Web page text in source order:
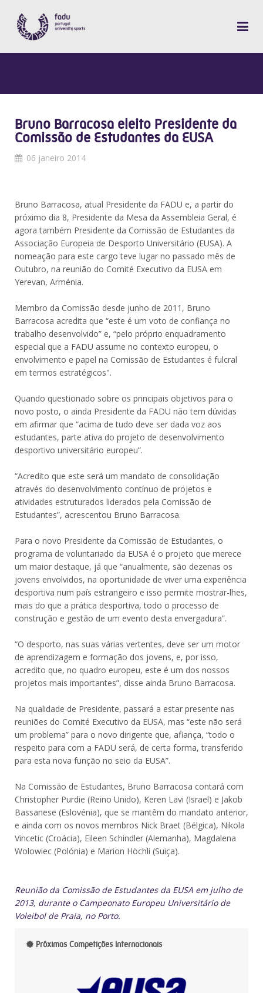
Bruno Barracosa eleito Presidente da
Comissão de Estudantes da EUSA
06 janeiro 2014
Bruno Barracosa, atual Presidente da FADU e, a partir do
próximo dia 8, Presidente da Mesa da Assembleia Geral, é
agora também Presidente da Comissão de Estudantes da
Associação Europeia de Desporto Universitário (EUSA). A
nomeação para este cargo teve lugar no passado mês de
Outubro, na reunião do Comité Executivo da EUSA em
Yerevan, Arménia.
Membro da Comissão desde junho de 2011, Bruno
Barracosa acredita que “este é um voto de confiança no
trabalho desenvolvido” e, “pelo próprio enquadramento
especial que a FADU assume no contexto europeu, o
envolvimento e papel na Comissão de Estudantes é fulcral
em termos estratégicos".
Quando questionado sobre os principais objetivos para o
novo posto, o ainda Presidente da FADU não tem dúvidas
em afirmar que “acima de tudo deve ser dada voz aos
estudantes, parte ativa do projeto de desenvolvimento
desportivo universitário europeu”.
“Acredito que este será um mandato de consolidação
através do desenvolvimento contínuo de projetos e
atividades estruturados liderados pela Comissão de
Estudantes”, acrescentou Bruno Barracosa.
Para o novo Presidente da Comissão de Estudantes, o
programa de voluntariado da EUSA é o projeto que merece
um maior destaque, já que “anualmente, são dezenas os
jovens envolvidos, na oportunidade de viver uma experiência
desportiva num país estrangeiro e isso permite mostrar-lhes,
mais do que a prática desportiva, todo o processo de
construção e gestão de um evento desta envergadura”.
“O desporto, nas suas várias vertentes, deve ser um motor
de aprendizagem e formação dos jovens, e, por isso,
acredito que, no quadro europeu, este é um dos nossos
projetos mais importantes”, disse ainda Bruno Barracosa.
Na qualidade de Presidente, passará a estar presente nas
reuniões do Comité Executivo da EUSA, mas “este não será
um problema” para o novo dirigente que, afiança, “todo o
respeito para com a FADU será, de certa forma, transferido
para esta nova função no seio da EUSA”.
Na Comissão de Estudantes, Bruno Barracosa contará com
Christopher Purdie (Reino Unido), Keren Lavi (Israel) e Jakob
Bassanese (Eslovénia), que se mantêm do mandato anterior,
e ainda com os novos membros Nick Braet (Bélgica), Nikola
Vincetic (Croácia), Eileen Schindler (Alemanha), Magdalena
Wolowiec (Polónia) e Marion Höchli (Suiça).
Reunião da Comissão de Estudantes da EUSA em julho de
2013, durante o Campeonato Europeu Universitário de
Voleibol de Praia, no Porto.
Próximas Competições Internacionais